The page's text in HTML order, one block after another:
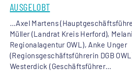
AUSGELOBT
…Axel Martens
Müller (Landrat Kreis Herford),
RegionalagenturOWL), Anke Unger
(Regionsgeschäftsführerin DGB
Westerdick (Geschäftsführer…